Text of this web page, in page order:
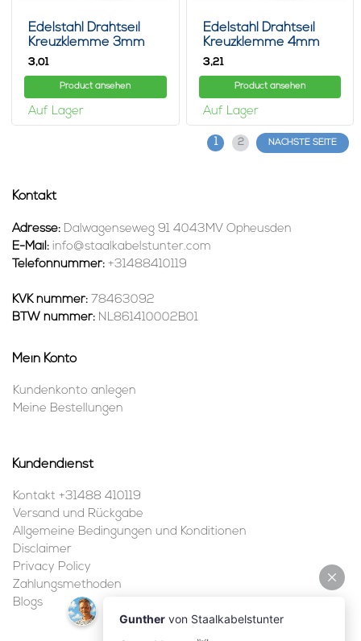
Edelstahl Drahtseil
Kreuzklemme 3mm
3,01
Product ansehen
Auf Lager
Edelstahl Drahtseil
Kreuzklemme 4mm
3,21
Product ansehen
Auf Lager
1 2 NÄCHSTE SEITE
Kontakt
Adresse: Dalwagenseweg 91 4043MV Opheusden
E-Mail: info@staalkabelstunter.com
Telefonnummer: +31488410119
KVK nummer: 78463092
BTW nummer: NL861410002B01
Mein Konto
Kundenkonto anlegen
Meine Bestellungen
Kundendienst
Kontakt +31488 410119
Versand und Rückgabe
Allgemeine Bedingungen und Konditionen
Disclaimer
Privacy Policy
Zahlungsmethoden
Blogs